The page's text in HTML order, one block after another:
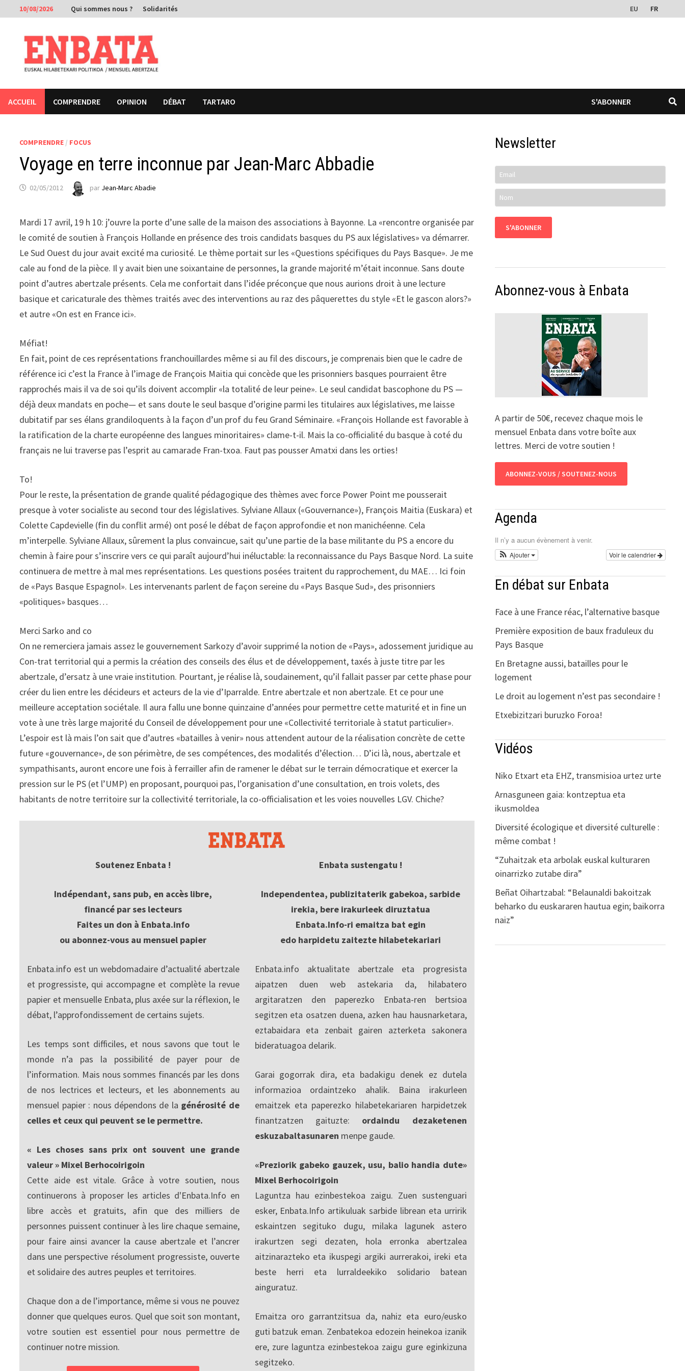
Passer
au
contenu
10/08/2026 Qui sommes nous ? Solidarités EU FR
ACCUEIL COMPRENDRE OPINION DÉBAT TARTARO S'ABONNER
COMPRENDRE / FOCUS
Voyage en terre inconnue par Jean-Marc Abbadie
02/05/2012 par Jean-Marc Abadie
Mardi 17 avril, 19 h 10: j’ouvre la porte d’une salle de la maison des associations à Bayonne. La «rencontre organisée par
le comité de soutien à François Hollande en présence des trois candidats basques du PS aux législatives» va démarrer.
Le Sud Ouest du jour avait excité ma curiosité. Le thème portait sur les «Questions spécifiques du Pays Basque». Je me
cale au fond de la pièce. Il y avait bien une soixantaine de personnes, la grande majorité m’était inconnue. Sans doute
point d’autres abertzale présents. Cela me confortait dans l’idée préconçue que nous aurions droit à une lecture
basique et caricaturale des thèmes traités avec des interventions au raz des pâquerettes du style «Et le gascon alors?»
et autre «On est en France ici».
Méfiat!
En fait, point de ces représentations franchouillardes même si au fil des discours, je comprenais bien que le cadre de
référence ici c’est la France à l’image de François Maitia qui concède que les prisonniers basques pourraient être
rapprochés mais il va de soi qu’ils doivent accomplir «la totalité de leur peine». Le seul candidat bascophone du PS —
déjà deux mandats en poche— et sans doute le seul basque d’origine parmi les titulaires aux législatives, me laisse
dubitatif par ses élans grandiloquents à la façon d’un prof du feu Grand Séminaire. «François Hollande est favorable à
la ratification de la charte européenne des langues minoritaires» clame-t-il. Mais la co-officialité du basque à coté du
français ne lui traverse pas l’esprit au camarade Fran-txoa. Faut pas pousser Amatxi dans les orties!
To!
Pour le reste, la présentation de grande qualité pédagogique des thèmes avec force Power Point me pousserait
presque à voter socialiste au second tour des législatives. Sylviane Allaux («Gouvernance»), François Maitia (Euskara) et
Colette Capdevielle (fin du conflit armé) ont posé le débat de façon approfondie et non manichéenne. Cela
m’interpelle. Sylviane Allaux, sûrement la plus convaincue, sait qu’une partie de la base militante du PS a encore du
chemin à faire pour s’inscrire vers ce qui paraît aujourd’hui inéluctable: la reconnaissance du Pays Basque Nord. La suite
continuera de mettre à mal mes représentations. Les questions posées traitent du rapprochement, du MAE… Ici foin
de «Pays Basque Espagnol». Les intervenants parlent de façon sereine du «Pays Basque Sud», des prisonniers
«politiques» basques…
Merci Sarko and co
On ne remerciera jamais assez le gouvernement Sarkozy d’avoir supprimé la notion de «Pays», adossement juridique au
Con-trat territorial qui a permis la création des conseils des élus et de développement, taxés à juste titre par les
abertzale, d’ersatz à une vraie institution. Pourtant, je réalise là, soudainement, qu’il fallait passer par cette phase pour
créer du lien entre les décideurs et acteurs de la vie d’Iparralde. Entre abertzale et non abertzale. Et ce pour une
meilleure acceptation sociétale. Il aura fallu une bonne quinzaine d’années pour permettre cette maturité et in fine un
vote à une très large majorité du Conseil de développement pour une «Collectivité territoriale à statut particulier».
L’espoir est là mais l’on sait que d’autres «batailles à venir» nous attendent autour de la réalisation concrète de cette
future «gouvernance», de son périmètre, de ses compétences, des modalités d’élection… D’ici là, nous, abertzale et
sympathisants, auront encore une fois à ferrailler afin de ramener le débat sur le terrain démocratique et exercer la
pression sur le PS (et l’UMP) en proposant, pourquoi pas, l’organisation d’une consultation, en trois volets, des
habitants de notre territoire sur la collectivité territoriale, la co-officialisation et les voies nouvelles LGV. Chiche?
Soutenez Enbata !
Indépendant, sans pub, en accès libre,
financé par ses lecteurs
Faites un don à Enbata.info
ou abonnez-vous au mensuel papier
Enbata.info est un webdomadaire d’actualité abertzale
et progressiste, qui accompagne et complète la revue
papier et mensuelle Enbata, plus axée sur la réflexion, le
débat, l’approfondissement de certains sujets.
Les temps sont difficiles, et nous savons que tout le
monde n’a pas la possibilité de payer pour de
l’information. Mais nous sommes financés par les dons
de nos lectrices et lecteurs, et les abonnements au
mensuel papier : nous dépendons de la générosité de
celles et ceux qui peuvent se le permettre.
« Les choses sans prix ont souvent une grande
valeur » Mixel Berhocoirigoin
Cette aide est vitale. Grâce à votre soutien, nous
continuerons à proposer les articles d'Enbata.Info en
libre accès et gratuits, afin que des milliers de
personnes puissent continuer à les lire chaque semaine,
pour faire ainsi avancer la cause abertzale et l’ancrer
dans une perspective résolument progressiste, ouverte
et solidaire des autres peuples et territoires.
Chaque don a de l’importance, même si vous ne pouvez
donner que quelques euros. Quel que soit son montant,
votre soutien est essentiel pour nous permettre de
continuer notre mission.
Enbata sustengatu !
Independentea, publizitaterik gabekoa, sarbide
irekia, bere irakurleek diruztatua
Enbata.Info-ri emaitza bat egin
edo harpidetu zaitezte hilabetekariari
Enbata.info aktualitate abertzale eta progresista
aipatzen duen web astekaria da, hilabatero
argitaratzen den paperezko Enbata-ren bertsioa
segitzen eta osatzen duena, azken hau hausnarketara,
eztabaidara eta zenbait gairen azterketa sakonera
bideratuagoa delarik.
Garai gogorrak dira, eta badakigu denek ez dutela
informazioa ordaintzeko ahalik. Baina irakurleen
emaitzek eta paperezko hilabetekariaren harpidetzek
finantzatzen gaituzte: ordaindu dezaketenen
eskuzabaltasunaren menpe gaude.
«Preziorik gabeko gauzek, usu, balio handia dute»
Mixel Berhocoirigoin
Laguntza hau ezinbestekoa zaigu. Zuen sustenguari
esker, Enbata.Info artikuluak sarbide librean eta urririk
eskaintzen segituko dugu, milaka lagunek astero
irakurtzen segi dezaten, hola erronka abertzalea
aitzinarazteko eta ikuspegi argiki aurrerakoi, ireki eta
beste herri eta lurraldeekiko solidario batean
ainguratuz.
Emaitza oro garrantzitsua da, nahiz eta euro/eusko
guti batzuk eman. Zenbatekoa edozein heinekoa izanik
ere, zure laguntza ezinbestekoa zaigu gure eginkizuna
segitzeko.
Newsletter
Abonnez-vous à Enbata
A partir de 50€, recevez chaque mois le
mensuel Enbata dans votre boîte aux
lettres. Merci de votre soutien !
ABONNEZ-VOUS / SOUTENEZ-NOUS
Agenda
Il n’y a aucun évènement à venir.
Voir le calendrier
Ajouter
En débat sur Enbata
Face à une France réac, l’alternative basque
Première exposition de baux fraduleux du
Pays Basque
En Bretagne aussi, batailles pour le
logement
Le droit au logement n’est pas secondaire !
Etxebizitzari buruzko Foroa!
Vidéos
Niko Etxart eta EHZ, transmisioa urtez urte
Arnasguneen gaia: kontzeptua eta
ikusmoldea
Diversité écologique et diversité culturelle :
même combat !
“Zuhaitzak eta arbolak euskal kulturaren
oinarrizko zutabe dira”
Beñat Oihartzabal: “Belaunaldi bakoitzak
beharko du euskararen hautua egin; baikorra
naiz”